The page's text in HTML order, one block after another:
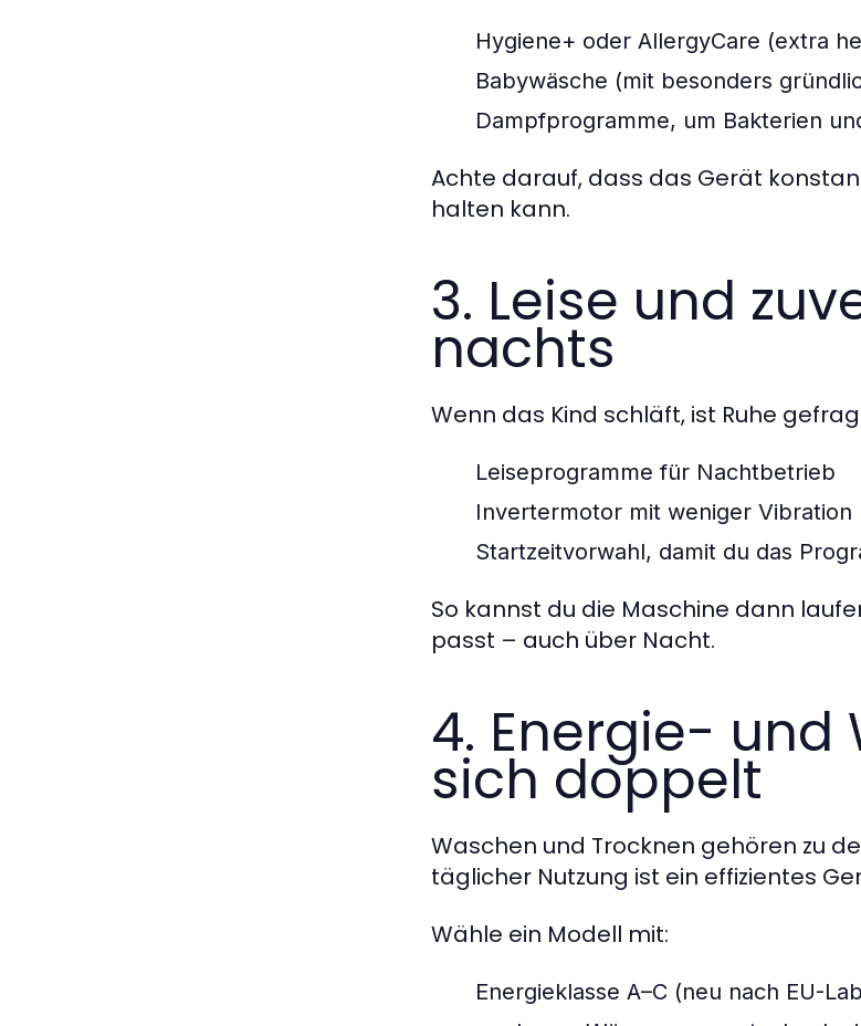
Hygiene+ oder AllergyCare (extra
Babywäsche (mit besonders
Dampfprogramme, um Bakterien
Achte darauf, dass das Gerät
halten kann.
3. Leise und
nachts
Wenn das Kind schläft, ist Ruhe
Leiseprogramme für Nachtbetrieb
Invertermotor mit weniger Vibration
Startzeitvorwahl, damit du das
So kannst du die Maschine dann
passt – auch über Nacht.
4. Energie- und
sich doppelt
Waschen und Trocknen gehören zu
täglicher Nutzung ist ein effizientes
Wähle ein Modell mit:
Energieklasse A–C (neu nach EU-